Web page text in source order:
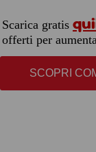
Scarica gratis
offerti per
SCOPRI